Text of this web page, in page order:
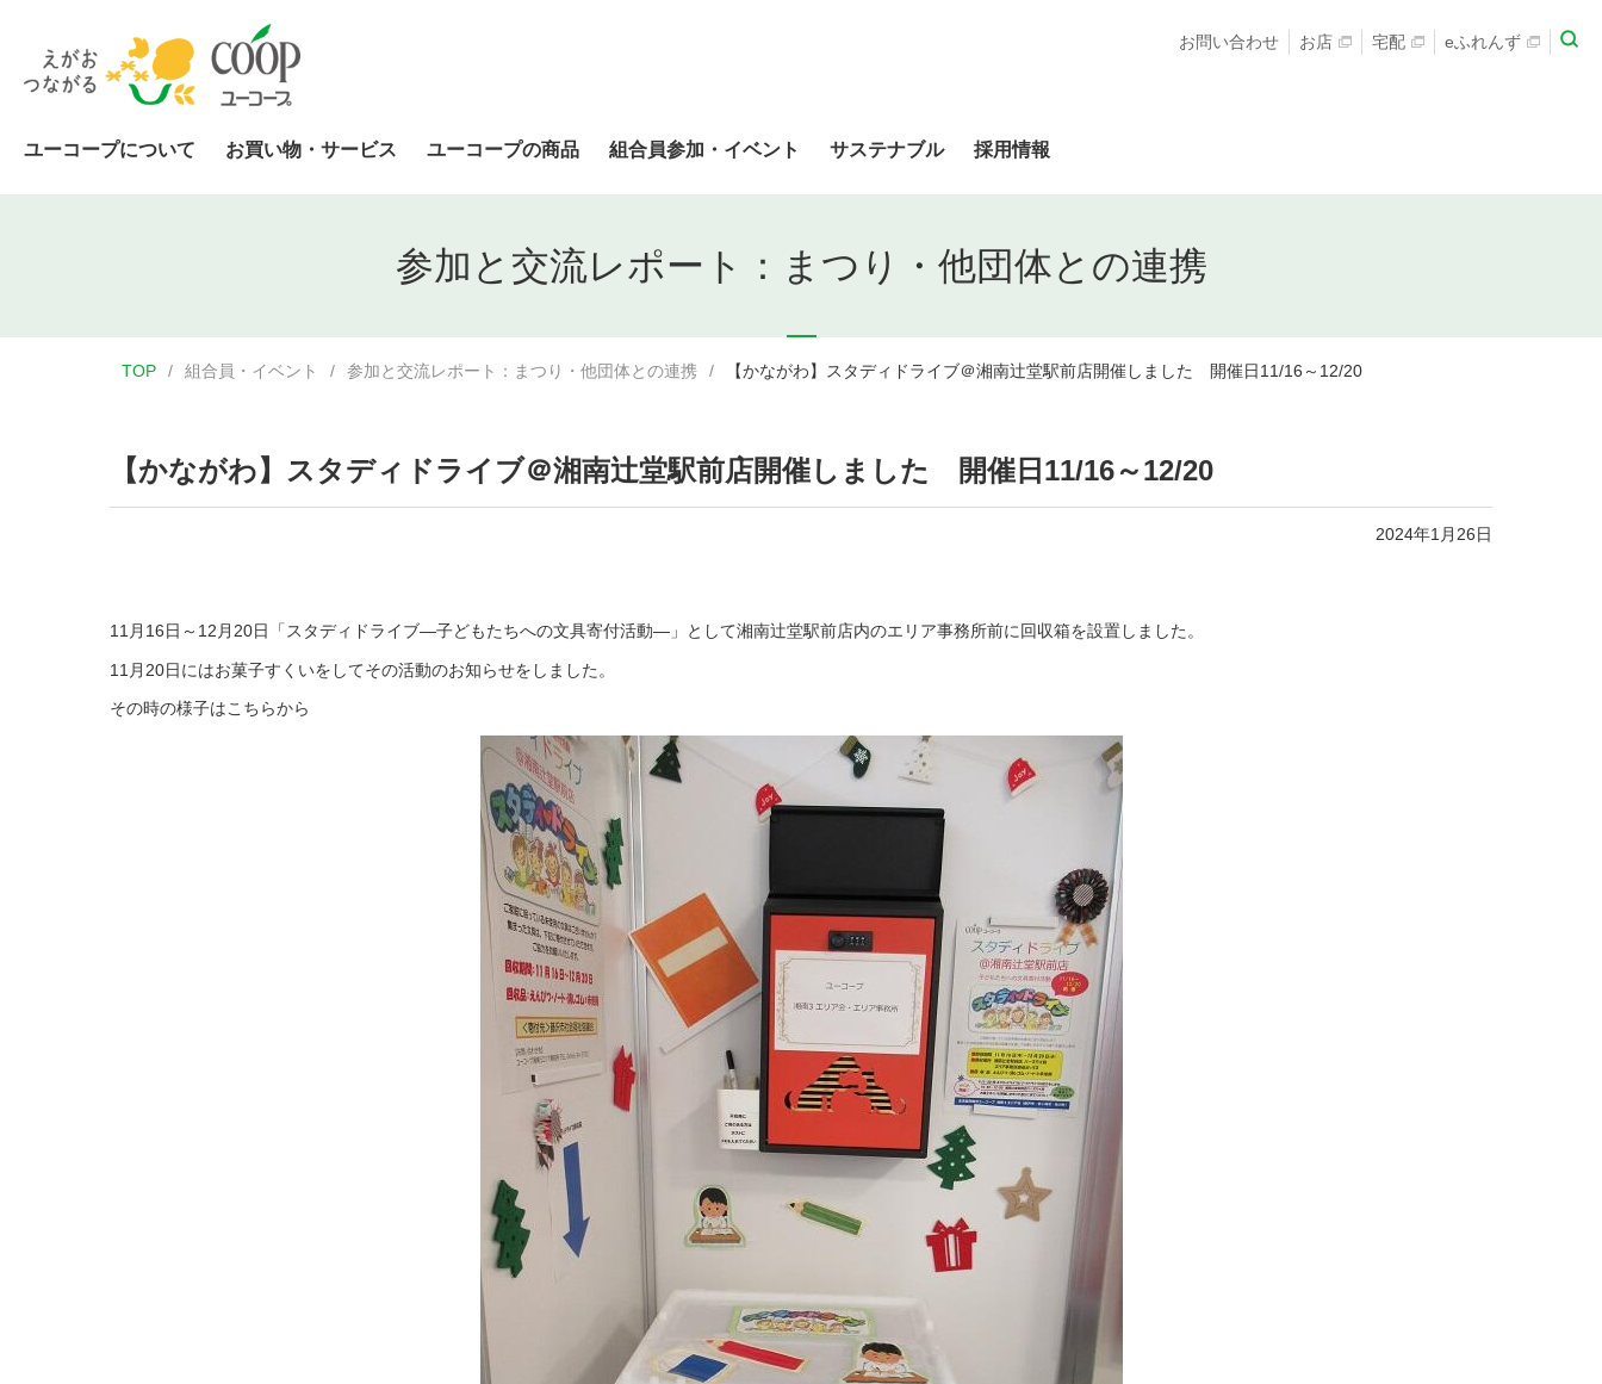
ユーコープについて お買い物・サービス ユーコープの商品 組合員参加・イベント サステナブル 採用情報
お問い合わせ お店 宅配 eふれんず
参加と交流レポート：まつり・他団体との連携
TOP 組合員・イベント 参加と交流レポート：まつり・他団体との連携 【かながわ】スタディドライブ＠湘南辻堂駅前店開催しました 開催日11/16～12/20
【かながわ】スタディドライブ＠湘南辻堂駅前店開催しました 開催日11/16～12/20
2024年1月26日
11月16日～12月20日「スタディドライブ―子どもたちへの文具寄付活動―」として湘南辻堂駅前店内のエリア事務所前に回収箱を設置しました。
11月20日にはお菓子すくいをしてその活動のお知らせをしました。
その時の様子はこちらから